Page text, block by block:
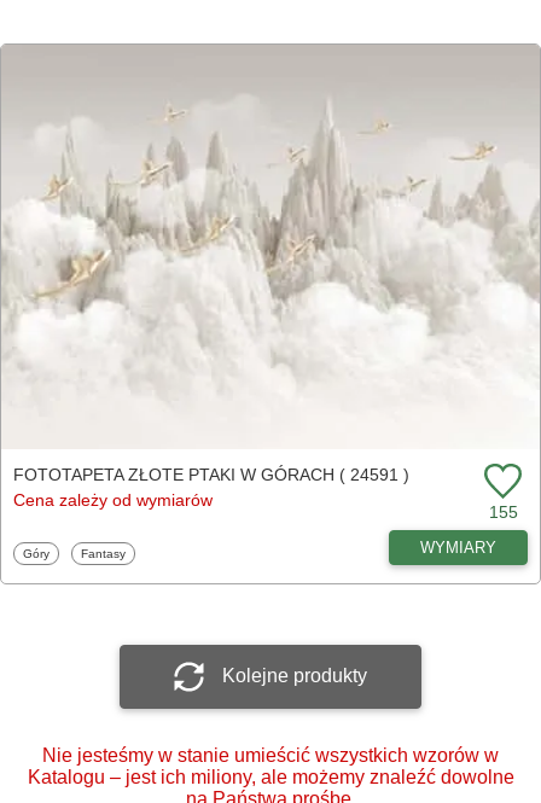
FOTOTAPETA ZŁOTE PTAKI W GÓRACH ( 24591 )
Cena zależy od wymiarów
155
Fototapety
Góry Fototapety
Fantasy WYMIARY
Kolejne produkty
Nie jesteśmy w stanie umieścić wszystkich wzorów w
Katalogu – jest ich miliony, ale możemy znaleźć dowolne
na Państwa prośbę.